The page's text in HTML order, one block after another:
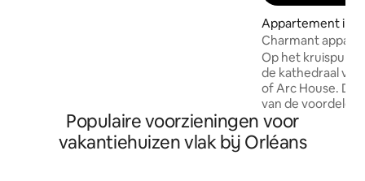
Appartement in
Charmant
Op het kruispunt
de kathedraal
of Arc House. Dit
van de voordelen
hypercentrum,
rustig plein met
mooiste
Populaire voorzieningen voor
vakantiehuizen vlak bij Orléans